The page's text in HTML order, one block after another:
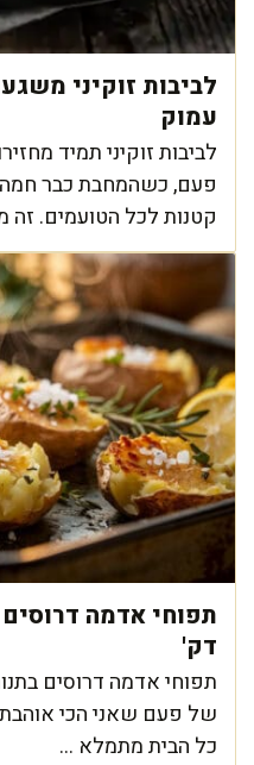
עמוק
לביבות זוקיני תמיד
פעם, כשהמחבת כבר
קטנות לכל הטועמים. זה
דק'
תפוחי אדמה דרוסים
של פעם שאני הכי
כל הבית מתמלא ...